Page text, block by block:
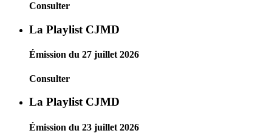
Consulter
La Playlist CJMD
Émission du 27 juillet 2026
Consulter
La Playlist CJMD
Émission du 23 juillet 2026